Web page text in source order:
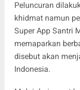
Peluncuran
khidmat namun
Super App Santri
memaparkan
disebut akan
Indonesia.